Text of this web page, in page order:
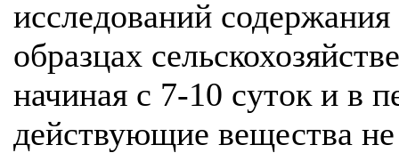
исследований
образцах
начиная с 7-10 суток и в
действующие вещества